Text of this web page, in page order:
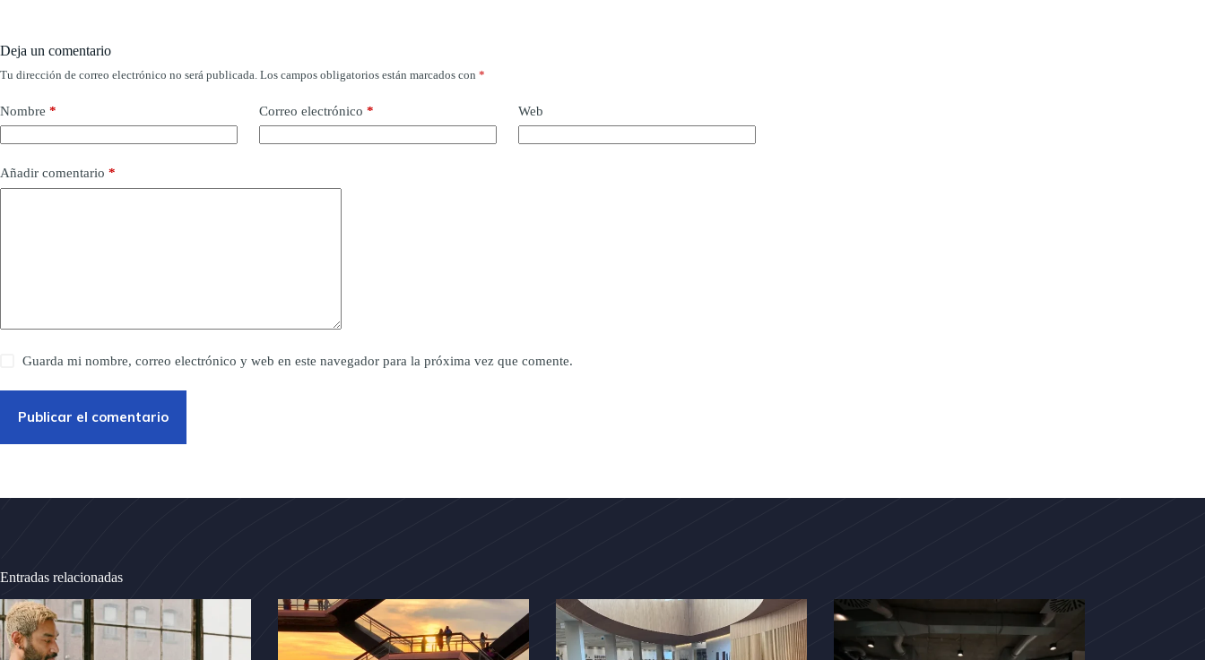
Deja un comentario
Tu dirección de correo electrónico no será publicada. Los campos obligatorios están marcados con *
Nombre * Correo electrónico * Web
Añadir comentario *
Guarda mi nombre, correo electrónico y web en este navegador para la próxima vez que comente.
Publicar el comentario
Entradas relacionadas